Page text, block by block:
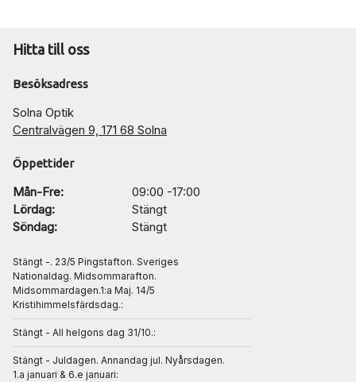
Hitta till oss
Besöksadress
Solna Optik
Centralvägen 9, 171 68 Solna
Öppettider
Mån-Fre:
09:00 -17:00
Lördag:
Stängt
Söndag:
Stängt
Stängt -. 23/5 Pingstafton. Sveriges
Nationaldag. Midsommarafton.
Midsommardagen.1:a Maj. 14/5
Kristihimmelsfärdsdag.:
Stängt - All helgons dag 31/10.:
Stängt - Juldagen. Annandag jul. Nyårsdagen.
1.a januari & 6.e januari: